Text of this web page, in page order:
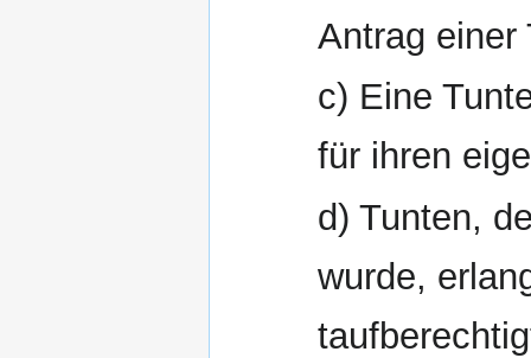
Antrag einer
c) Eine
für ihren
d) Tunten,
wurde,